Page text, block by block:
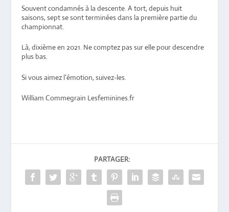
Souvent condamnés à la descente. A tort, depuis huit
saisons, sept se sont terminées dans la première partie du
championnat.
Là, dixième en 2021. Ne comptez pas sur elle pour descendre
plus bas.
Si vous aimez l’émotion, suivez-les.
William Commegrain Lesfeminines.fr
PARTAGER: